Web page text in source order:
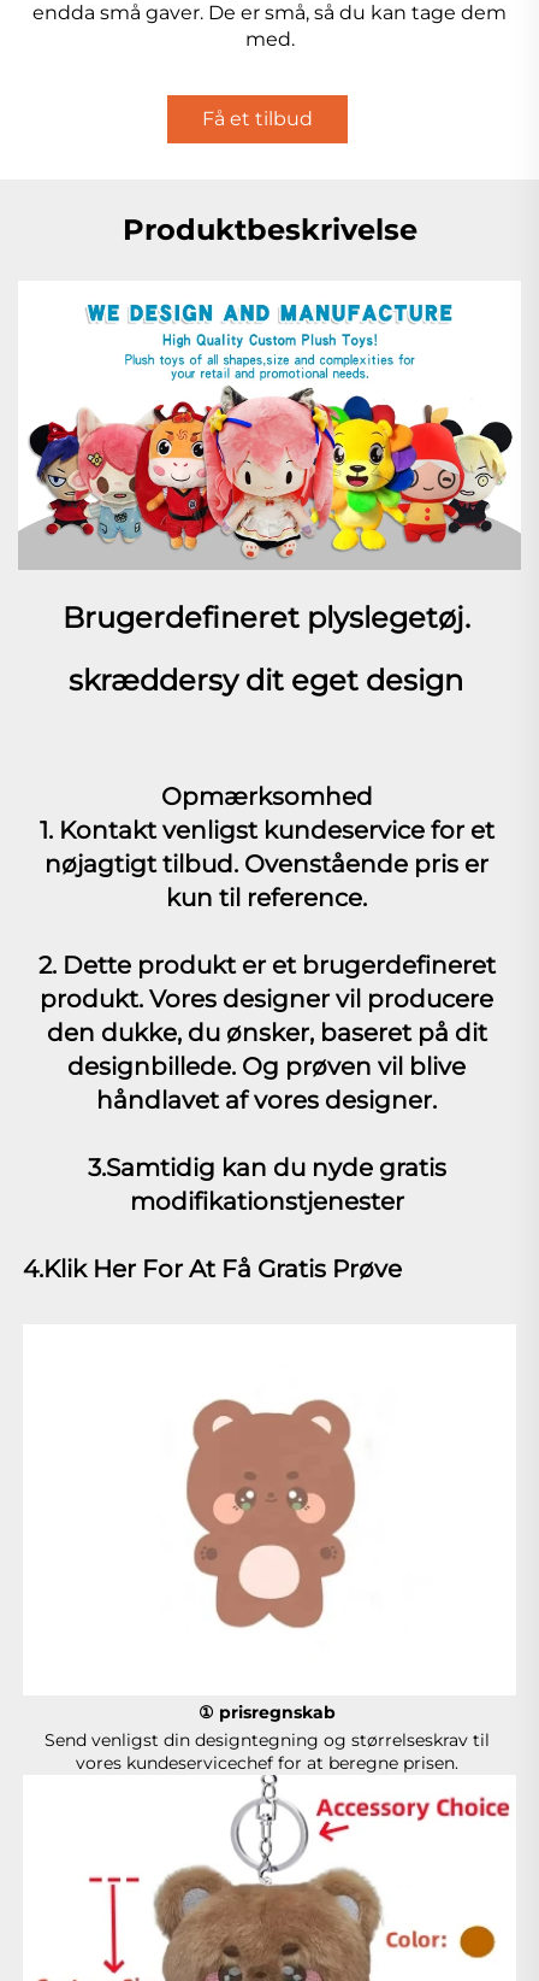
endda små gaver. De er små, så du kan tage dem
med.
Få et tilbud
Produktbeskrivelse
Brugerdefineret plyslegetøj.
skræddersy dit eget design
Opmærksomhed
1. Kontakt venligst kundeservice for et
nøjagtigt tilbud. Ovenstående pris er
kun til reference.
2. Dette produkt er et brugerdefineret
produkt. Vores designer vil producere
den dukke, du ønsker, baseret på dit
designbillede. Og prøven vil blive
håndlavet af vores designer.
3.Samtidig kan du nyde gratis
modifikationstjenester
4.Klik Her For At Få Gratis Prøve
① prisregnskab
Send venligst din designtegning og størrelseskrav til
vores kundeservicechef for at beregne prisen.